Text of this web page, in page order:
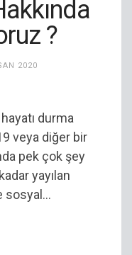
?
2020
durma
veya diğer bir
pek çok şey
yayılan
sosyal...